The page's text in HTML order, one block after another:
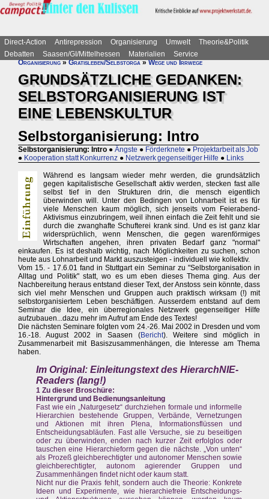
Direct-Action Antirepression Organisierung Umwelt
Theorie&Politik
Debatten
Saasen/GI/Mittelhessen Materialien
Service
Organisierung»Gratisleben/Selbstorga»Wege und Irrwege
GRUNDSÄTZLICHE GEDANKEN:
SELBSTORGANISIERUNG IST
EINE LEBENSKULTUR
Selbstorganisierung: Intro
Selbstorganisierung: Intro ● Ängste ● Förderknete ● Projektarbeit als Job
● Kooperation statt Konkurrenz ● Netzwerk gegenseitiger Hilfe ● Links
Während es langsam wieder mehr werden, die grundsätzlich
gegen kapitalistische Gesellschaft aktiv werden, stecken fast alle
selbst tief in den Strukturen drin, die mensch eigentlich
überwinden will. Unter den Bedingen von Lohnarbeit ist es für
viele Menschen kaum möglich, sich jenseits vom Feierabend-
Aktivismus einzubringem, weil ihnen einfach die Zeit fehlt und sie
durch die zwanghafte Schufterei krank sind. Und es ist ganz klar
widersprüchlich, wenn Menschen, die gegen warenförmiges
Wirtschaften angehen, ihren privaten Bedarf ganz "normal"
einkaufen. Es ist deshalb wichtig, nach Möglichkeiten zu suchen, schon
heute aus Lohnarbeit und Markt auszusteigen - individuell wie kollektiv.
Vom 15. - 17.6.01 fand in Stuttgart ein Seminar zu "Selbstorganisation in
Alltag und Politik" statt, wo es um eben dieses Thema ging. Aus der
Nachbereitung heraus entstand dieser Text, der Anstoss sein könnte, dass
sich viel mehr Menschen und Gruppen auch praktisch wirksam (!) mit
selbstorganisiertem Leben beschäftigen. Ausserdem entstand auf dem
Seminar die Idee, ein überregionales Netzwerk gegenseitiger Hilfe
aufzubauen...dazu mehr im Aufruf am Ende des Textes!
Die nächsten Seminare folgten vom 24.-26. Mai 2002 in Dresden und vom
16.-18. August 2002 in Saasen (Bericht). Weitere sind möglich in
Zusammenarbeit mit Basiszusammenhängen, die Interesse am Thema
haben.
Im Original: Einleitungstext des HierarchNIE-
Readers (lang!)
1 Zu dieser Broschüre:
Hintergrund und Bedienungsanleitung
Fast wie ein „Naturgesetz“ durchziehen formale und informelle
Hierarchien bestehende Gruppen, Verbände, Vernetzungen
und Aktionen mit ihren Plena, Informationsflüssen und
Entscheidungsabläufen. Fast alle Versuche, sie zu beseitigen
oder zu überwinden, enden nach kurzer Zeit erfolglos oder
tauschen eine Hierarchieform gegen die nächste. „Von unten“
als Prozeß gleichberechtigter und autonomer Menschen sowie
gleichberechtigter, autonom agierender Gruppen und
Zusammenhängen findet nicht oder kaum statt.
Nicht nur die Praxis fehlt, sondern auch die Theorie: Konkrete
Ideen und Experimente, wie hierarchiefreie Entscheidungs-